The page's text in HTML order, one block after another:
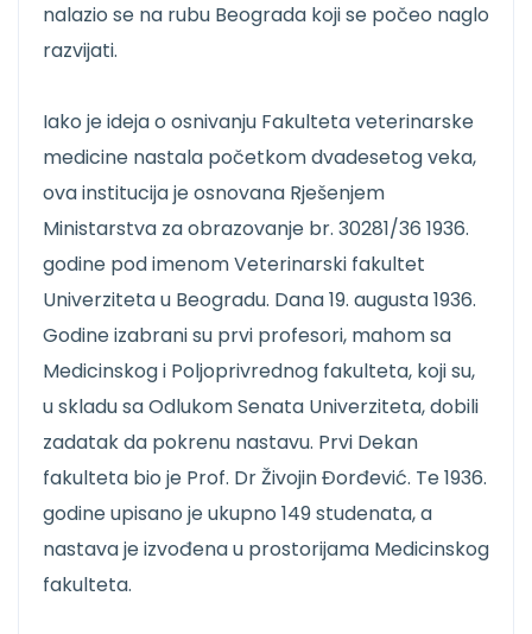
nalazio se na rubu Beograda koji se počeo naglo
razvijati.
Iako je ideja o osnivanju Fakulteta veterinarske
medicine nastala početkom dvadesetog veka,
ova institucija je osnovana Rješenjem
Ministarstva za obrazovanje br. 30281/36 1936.
godine pod imenom Veterinarski fakultet
Univerziteta u Beogradu. Dana 19. augusta 1936.
Godine izabrani su prvi profesori, mahom sa
Medicinskog i Poljoprivrednog fakulteta, koji su,
u skladu sa Odlukom Senata Univerziteta, dobili
zadatak da pokrenu nastavu. Prvi Dekan
fakulteta bio je Prof. Dr Živojin Đorđević. Te 1936.
godine upisano je ukupno 149 studenata, a
nastava je izvođena u prostorijama Medicinskog
fakulteta.